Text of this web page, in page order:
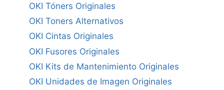
OKI Tóners Originales
OKI Toners Alternativos
OKI Cintas Originales
OKI Fusores Originales
OKI Kits de Mantenimiento Originales
OKI Unidades de Imagen Originales